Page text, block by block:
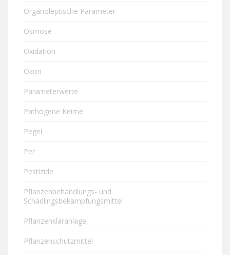
Organoleptische Parameter
Osmose
Oxidation
Ozon
Parameterwerte
Pathogene Keime
Pegel
Per
Pestizide
Pflanzenbehandlungs- und
Schädlingsbekämpfungsmittel
Pflanzenkläranlage
Pflanzenschutzmittel